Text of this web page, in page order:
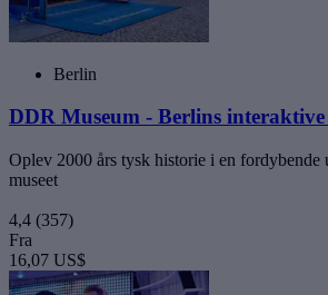
Berlin
DDR Museum - Berlins interaktive
Oplev 2000 års tysk historie i en
museet
4,4 (357)
Fra
16,07 US$